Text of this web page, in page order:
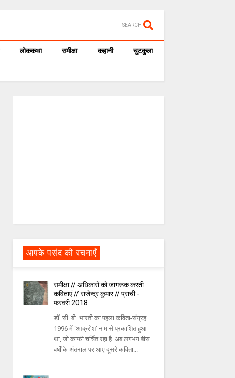
SEARCH
लोककथा समीक्षा कहानी चुटकुला
आपके पसंद की रचनाएँ
समीक्षा // अधिकारों को जागरूक करती
कविताएं // राजेन्द्र कुमार // प्राची -
फरवरी 2018
डॉ. सी. बी. भारती का पहला कविता-संग्रह
1996 में ‘आक्रोश’ नाम से प्रकाशित हुआ
था, जो काफी चर्चित रहा है. अब लगभग बीस
वर्षों के अंतराल पर आए दूसरे कविता...